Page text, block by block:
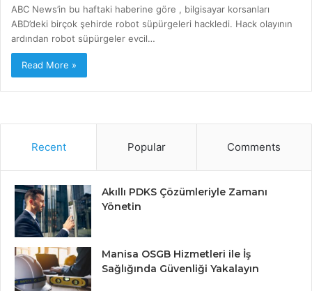
ABC News’in bu haftaki haberine göre , bilgisayar korsanları
ABD’deki birçok şehirde robot süpürgeleri hackledi. Hack olayının
ardından robot süpürgeler evcil…
Read More »
Recent Popular Comments
Akıllı PDKS Çözümleriyle Zamanı
Yönetin
Manisa OSGB Hizmetleri ile İş
Sağlığında Güvenliği Yakalayın